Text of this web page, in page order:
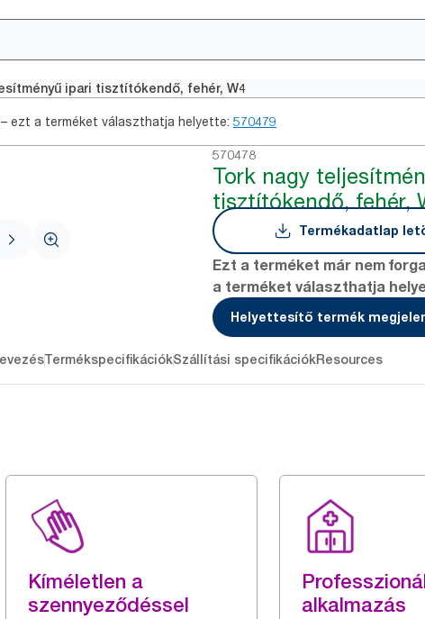
ipari tisztítókendő, fehér, W4
ezt a terméket választhatja helyette: 570479
570478
Tork nagy
tisztítókendő, fehér,
Termékadatlap
Ezt a terméket már nem
a terméket választhatja
Helyettesítő termék
TermékspecifikációkSzállítási specifikációkResources
Kíméletlen a
szennyeződéssel
alkalmazás